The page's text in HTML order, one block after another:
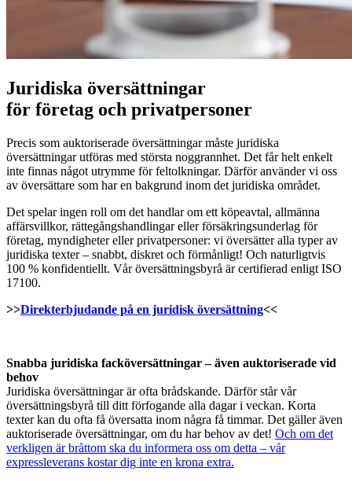
Juridiska översättningar
för företag och privatpersoner
Precis som auktoriserade översättningar måste juridiska
översättningar utföras med största noggrannhet. Det får helt enkelt
inte finnas något utrymme för feltolkningar. Därför använder vi oss
av översättare som har en bakgrund inom det juridiska området.
Det spelar ingen roll om det handlar om ett köpeavtal, allmänna
affärsvillkor, rättegångshandlingar eller försäkringsunderlag för
företag, myndigheter eller privatpersoner: vi översätter alla typer av
juridiska texter – snabbt, diskret och förmånligt! Och naturligtvis
100 % konfidentiellt. Vår översättningsbyrå är certifierad enligt ISO
17100.
>>Direkterbjudande på en juridisk översättning<<
Snabba juridiska facköversättningar – även auktoriserade vid
behov
Juridiska översättningar är ofta brådskande. Därför står vår
översättningsbyrå till ditt förfogande alla dagar i veckan. Korta
texter kan du ofta få översatta inom några få timmar. Det gäller även
auktoriserade översättningar, om du har behov av det! Och om det
verkligen är bråttom ska du informera oss om detta – vår
expressleverans kostar dig inte en krona extra.